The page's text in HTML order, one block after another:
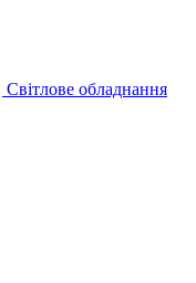
Світлове обладнання